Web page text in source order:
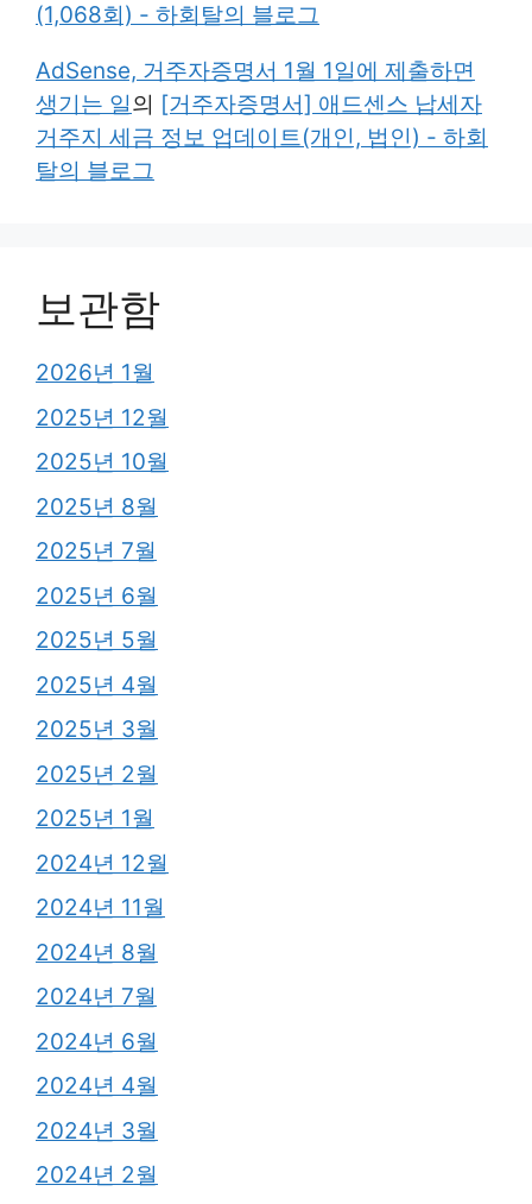
(1,068회) - 하회탈의 블로그
AdSense, 거주자증명서 1월 1일에 제출하면
생기는 일의 [거주자증명서] 애드센스 납세자
거주지 세금 정보 업데이트(개인, 법인) - 하회
탈의 블로그
보관함
2026년 1월
2025년 12월
2025년 10월
2025년 8월
2025년 7월
2025년 6월
2025년 5월
2025년 4월
2025년 3월
2025년 2월
2025년 1월
2024년 12월
2024년 11월
2024년 8월
2024년 7월
2024년 6월
2024년 4월
2024년 3월
2024년 2월